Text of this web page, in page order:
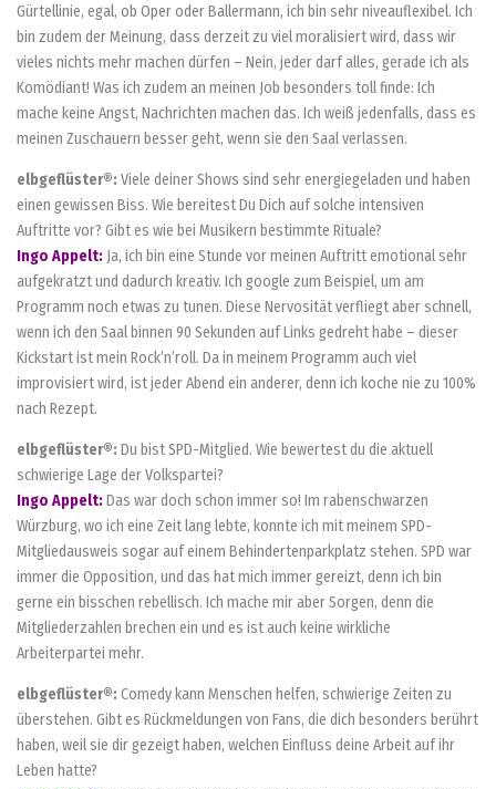
Gürtellinie, egal, ob Oper oder Ballermann, ich bin sehr niveauflexibel. Ich
bin zudem der Meinung, dass derzeit zu viel moralisiert wird, dass wir
vieles nichts mehr machen dürfen – Nein, jeder darf alles, gerade ich als
Komödiant! Was ich zudem an meinen Job besonders toll finde: Ich
mache keine Angst, Nachrichten machen das. Ich weiß jedenfalls, dass es
meinen Zuschauern besser geht, wenn sie den Saal verlassen.
elbgeflüster®: Viele deiner Shows sind sehr energiegeladen und haben
einen gewissen Biss. Wie bereitest Du Dich auf solche intensiven
Auftritte vor? Gibt es wie bei Musikern bestimmte Rituale?
Ingo Appelt: Ja, ich bin eine Stunde vor meinen Auftritt emotional sehr
aufgekratzt und dadurch kreativ. Ich google zum Beispiel, um am
Programm noch etwas zu tunen. Diese Nervosität verfliegt aber schnell,
wenn ich den Saal binnen 90 Sekunden auf Links gedreht habe – dieser
Kickstart ist mein Rock’n’roll. Da in meinem Programm auch viel
improvisiert wird, ist jeder Abend ein anderer, denn ich koche nie zu 100%
nach Rezept.
elbgeflüster®: Du bist SPD-Mitglied. Wie bewertest du die aktuell
schwierige Lage der Volkspartei?
Ingo Appelt:Das war doch schon immer so! Im rabenschwarzen
Würzburg, wo ich eine Zeit lang lebte, konnte ich mit meinem SPD-
Mitgliedausweis sogar auf einem Behindertenparkplatz stehen. SPD war
immer die Opposition, und das hat mich immer gereizt, denn ich bin
gerne ein bisschen rebellisch. Ich mache mir aber Sorgen, denn die
Mitgliederzahlen brechen ein und es ist auch keine wirkliche
Arbeiterpartei mehr.
elbgeflüster®: Comedy kann Menschen helfen, schwierige Zeiten zu
überstehen. Gibt es Rückmeldungen von Fans, die dich besonders berührt
haben, weil sie dir gezeigt haben, welchen Einfluss deine Arbeit auf ihr
Leben hatte?